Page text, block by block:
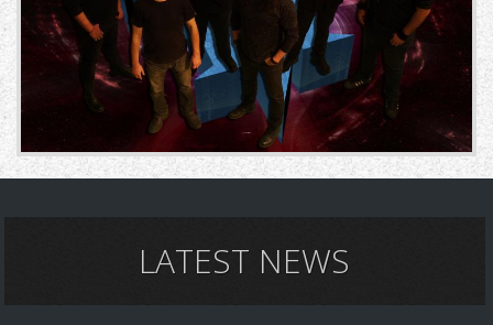
LATEST NEWS